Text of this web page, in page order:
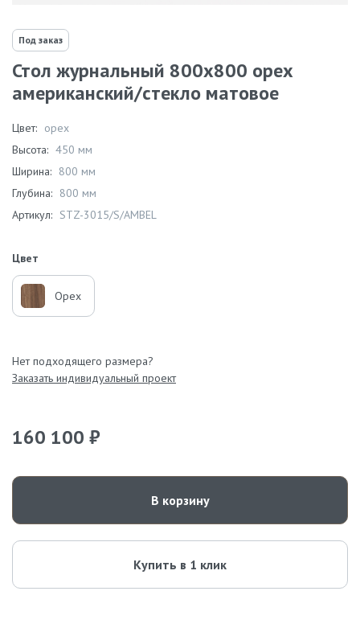
Под заказ
Стол журнальный 800х800 орех
американский/стекло матовое
Цвет: орех
Высота: 450 мм
Ширина: 800 мм
Глубина: 800 мм
Артикул: STZ-3015/S/AMBEL
Цвет
Орех
Нет подходящего размера?
Заказать индивидуальный проект
160 100 ₽
В корзину
Купить в 1 клик